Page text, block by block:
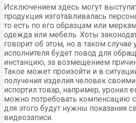
Исключением здесь могут
продукция изготавливалась
то есть по его образцам или
одежда или мебель. Хоты
говорит об этом, но в таком случае
исполнителя будет повод для
инстанцию, за возмещением
Такое может произойти и в
получения изделия человек
испортил товар, например, уронил
можно потребовать компенсацию с
для этого будут нужны показания
видеозаписи.